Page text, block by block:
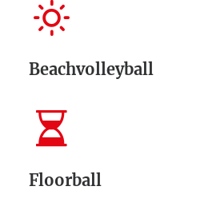
Beachvolleyball
Floorball